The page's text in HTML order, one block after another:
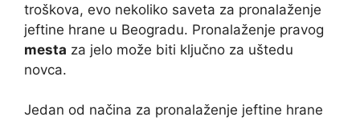
troškova, evo nekoliko saveta za pronalaženje
jeftine hrane u Beogradu. Pronalaženje pravog
mesta za jelo može biti ključno za uštedu
novca.
Jedan od načina za pronalaženje jeftine hrane